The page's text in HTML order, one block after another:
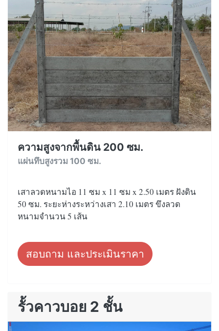
ความสูงจากพื้นดิน 200 ซม.
แผ่นทึบสูงรวม 100 ซม.
เสาลวดหนามไอ 11 ซม x 11 ซม x 2.50 เมตร ฝังดิน
50 ซม. ระยะห่างระหว่างเสา 2.10 เมตร ขึงลวด
หนามจำนวน 5 เส้น
สอบถาม และประเมินราคา
รั้วคาวบอย 2 ชั้น